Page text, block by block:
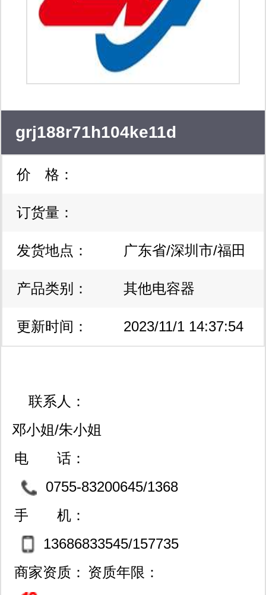
grj188r71h104ke11d
价 格：
订货量：
发货地点： 广东省/深圳市/福田
区
产品类别： 其他电容器
更新时间： 2023/11/1 14:37:54
联系人：
邓小姐/朱小姐
电 话：
0755-83200645/1368
6833545
手 机：
13686833545/157735
35571
商家资质： 资质年限：